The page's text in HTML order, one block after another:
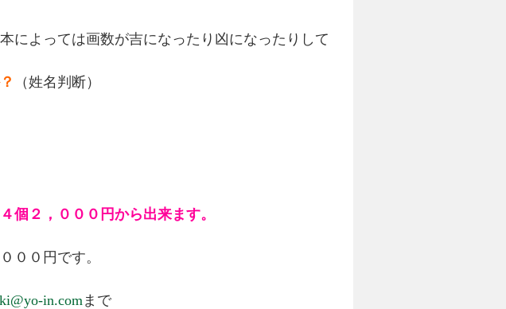
によっては画数が吉になったり凶になったりして
（姓名判断）
個２，０００円から出来ます。
００円です。
in.comまで